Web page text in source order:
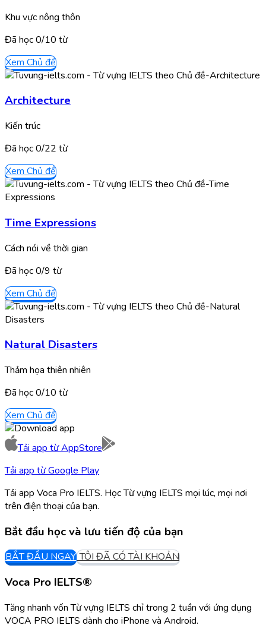
Khu vực nông thôn
Đã học0/10 từ
Xem Chủ đề
Architecture
Kiến trúc
Đã học0/22 từ
Xem Chủ đề
Time Expressions
Cách nói về thời gian
Đã học0/9 từ
Xem Chủ đề
Natural Disasters
Thảm họa thiên nhiên
Đã học0/10 từ
Xem Chủ đề
Tải app từAppStore
Tải app từGoogle Play
Tải app Voca Pro IELTS. Học Từ vựng IELTS mọi lúc, mọi nơi
trên điện thoại của bạn.
Bắt đầu học và lưu tiến độ của bạn
BẮT ĐẦU NGAY TÔI ĐÃ CÓ TÀI KHOẢN
Voca Pro IELTS®
Tăng nhanh vốn Từ vựng IELTS chỉ trong 2 tuần với ứng dụng
VOCA PRO IELTS dành cho iPhone và Android.